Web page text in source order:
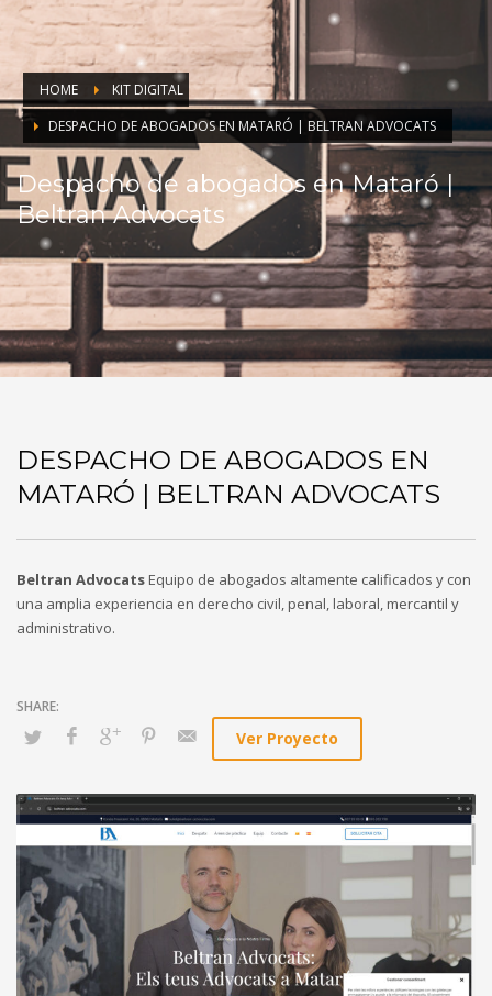
HOME
KIT DIGITAL
DESPACHO DE ABOGADOS EN MATARÓ | BELTRAN ADVOCATS
Despacho de abogados en Mataró |
Beltran Advocats
DESPACHO DE ABOGADOS EN
MATARÓ | BELTRAN ADVOCATS
Beltran AdvocatsEquipo de abogados altamente calificados y con
una amplia experiencia en derecho civil, penal, laboral, mercantil y
administrativo.
Ver Proyecto